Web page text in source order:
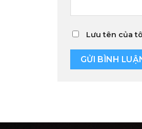
Lưu tên của